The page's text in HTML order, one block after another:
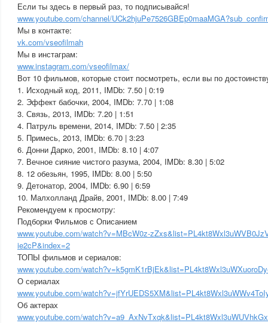
Если ты здесь в первый раз, то подписывайся!
www.youtube.com/channel/
Мы в контакте:
vk.com/vseofilmah
Мы в инстаграм:
www.instagram.com/vseofilmax/
Вот 10 фильмов, которые стоит посмотреть, если вы по
1. Исходный код, 2011, IMDb: 7.50 | 0:19
2. Эффект бабочки, 2004, IMDb: 7.70 | 1:08
3. Связь, 2013, IMDb: 7.20 | 1:51
4. Патруль времени, 2014, IMDb: 7.50 | 2:35
5. Примесь, 2013, IMDb: 6.70 | 3:23
6. Донни Дарко, 2001, IMDb: 8.10 | 4:07
7. Вечное сияние чистого разума, 2004, IMDb: 8.30 | 5:02
8. 12 обезьян, 1995, IMDb: 8.00 | 5:50
9. Детонатор, 2004, IMDb: 6.90 | 6:59
10. Малхолланд Драйв, 2001, IMDb: 8.00 | 7:49
Рекомендуем к просмотру:
Подборки Фильмов с Описанием
www.youtube.com/watch?v=MBcW0z-
ie2cP&index=2
ТОПЫ фильмов и сериалов:
www.youtube.com/
О сериалах
www.youtube.com/
Об актерах
www.youtube.com/